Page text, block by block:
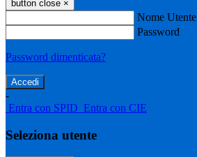
button close ×
Nome Utente
Password
Password dimenticata?
-
Entra con SPID Entra con CIE
Seleziona utente